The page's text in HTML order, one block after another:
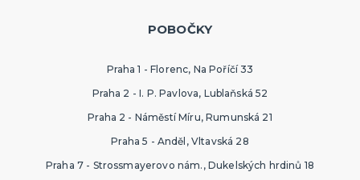
POBOČKY
Praha 1 - Florenc, Na Poříčí 33
Praha 2 - I. P. Pavlova, Lublaňská 52
Praha 2 - Náměstí Míru, Rumunská 21
Praha 5 - Anděl, Vltavská 28
Praha 7 - Strossmayerovo nám., Dukelských hrdinů 18